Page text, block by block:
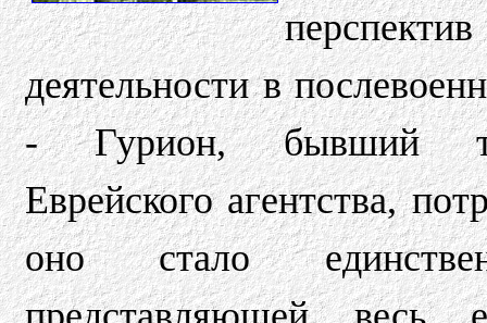
деятельности в
- Гурион, бывший
Еврейского агентства,
оно стало